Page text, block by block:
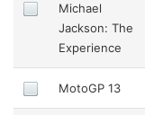
Michael
Jackson: The
Experience
MotoGP 13